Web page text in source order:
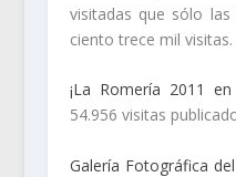
visitadas que sólo
ciento trece mil visitas.
¡La Romería 2011
54.956 visitas
Galería Fotográfica